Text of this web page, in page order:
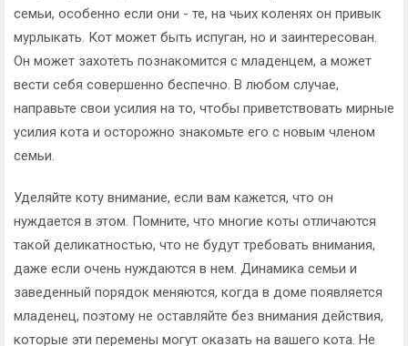
семьи, особенно если они - те, на чьих коленях он привык
мурлыкать. Кот может быть испуган, но и заинтересован.
Он может захотеть познакомится с младенцем, а может
вести себя совершенно беспечно. В любом случае,
направьте свои усилия на то, чтобы приветствовать мирные
усилия кота и осторожно знакомьте его с новым членом
семьи.
Уделяйте коту внимание, если вам кажется, что он
нуждается в этом. Помните, что многие коты отличаются
такой деликатностью, что не будут требовать внимания,
даже если очень нуждаются в нем. Динамика семьи и
заведенный порядок меняются, когда в доме появляется
младенец, поэтому не оставляйте без внимания действия,
которые эти перемены могут оказать на вашего кота. Не